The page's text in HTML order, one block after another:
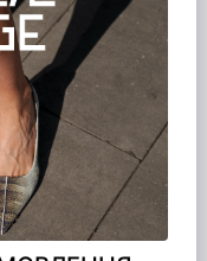
кошти на
можна готівкою,
у наших
офіційна гарантія
покупки. Ми
щоб кожна покупка